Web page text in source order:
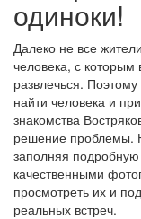
одиноки!
Далеко не все
человека, с
развлечься.
найти человека и
знакомства
решение проблемы.
заполняя
качественными
просмотреть их и
реальных встреч.